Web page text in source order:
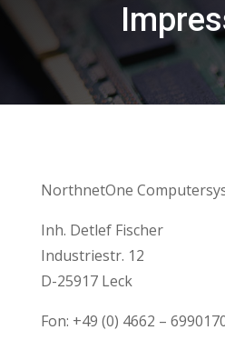
NorthnetOne
Inh. Detlef Fischer
Industriestr. 12
D-25917 Leck
Fon: +49 (0) 4662 –